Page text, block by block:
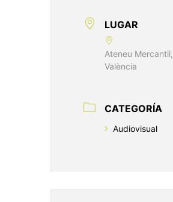
LUGAR
Ateneu Mercantil,
València
CATEGORÍA
Audiovisual